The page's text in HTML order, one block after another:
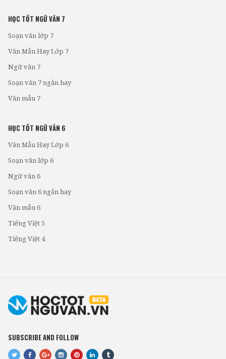
HỌC TỐT NGỮ VĂN 7
Soạn văn lớp 7
Văn Mẫu Hay Lớp 7
Ngữ văn 7
Soạn văn 7 ngắn hay
Văn mẫu 7
HỌC TỐT NGỮ VĂN 6
Văn Mẫu Hay Lớp 6
Soạn văn lớp 6
Ngữ văn 6
Soạn văn 6 ngắn hay
Văn mẫu 6
Tiếng Việt 5
Tiếng Việt 4
SUBSCRIBE AND FOLLOW